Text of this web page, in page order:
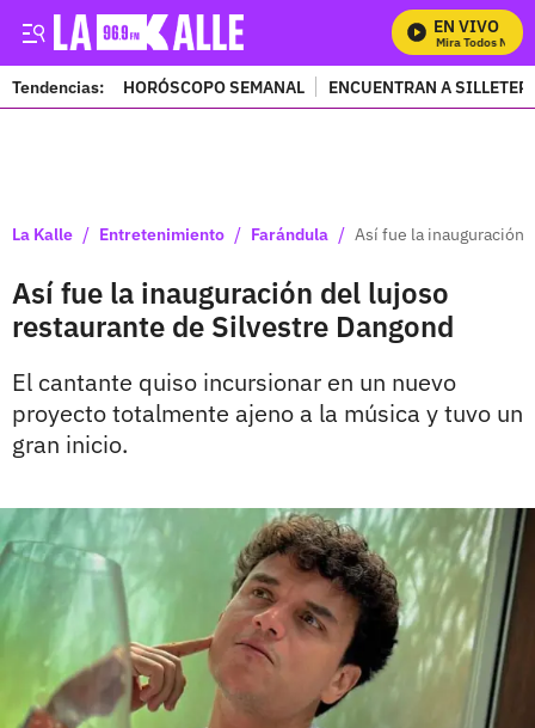
EN VIVO
Mira Todos
Tendencias: HORÓSCOPO SEMANAL ENCUENTRAN A
La Kalle / Entretenimiento / Farándula / Así fue la inauguración
Así fue la inauguración del lujoso
restaurante de Silvestre Dangond
El cantante quiso incursionar en un nuevo
proyecto totalmente ajeno a la música y tuvo un
gran inicio.